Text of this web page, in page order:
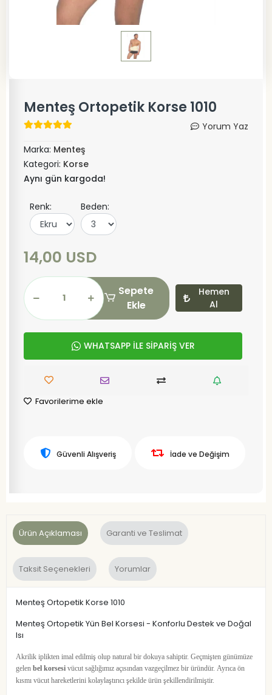
Menteş Ortopetik Korse 1010
Yorum Yaz
Marka: Menteş
Kategori: Korse
Aynı gün kargoda!
Renk: Beden:
14,00 USD
Sepete
Ekle
Hemen
Al
WHATSAPP İLE SİPARİŞ VER
Favorilerime ekle
Güvenli Alışveriş İade ve Değişim
Ürün Açıklaması Garanti ve Teslimat
Taksit Seçenekleri Yorumlar
Menteş Ortopetik Korse 1010
Menteş Ortopetik Yün Bel Korsesi - Konforlu Destek ve Doğal
Isı
Akrilik iplikten imal edilmiş olup natural bir dokuya sahiptir. Geçmişten günümüze
gelen bel korsesi vücut sağlığımız açısından vazgeçilmez bir üründür. Ayrıca ön
kısmı vücut hareketlerini kolaylaştırıcı şekilde ürün şekillendirilmiştir.